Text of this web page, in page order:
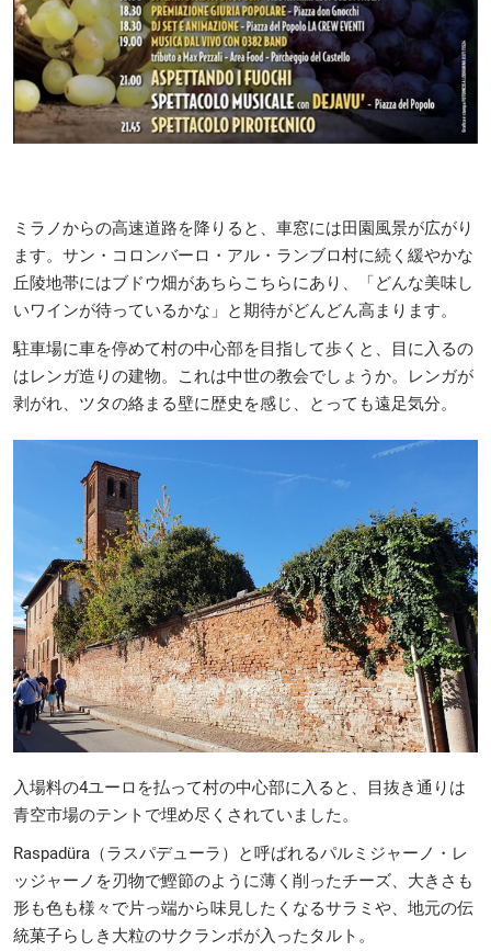
ミラノからの高速道路を降りると、車窓には田園風景が広がり
ます。サン・コロンバーロ・アル・ランブロ村に続く緩やかな
丘陵地帯にはブドウ畑があちらこちらにあり、「どんな美味し
いワインが待っているかな」と期待がどんどん高まります。
駐車場に車を停めて村の中心部を目指して歩くと、目に入るの
はレンガ造りの建物。これは中世の教会でしょうか。レンガが
剥がれ、ツタの絡まる壁に歴史を感じ、とっても遠足気分。
入場料の4ユーロを払って村の中心部に入ると、目抜き通りは
青空市場のテントで埋め尽くされていました。
Raspadüra（ラスパデューラ）と呼ばれるパルミジャーノ・レ
ッジャーノを刃物で鰹節のように薄く削ったチーズ、大きさも
形も色も様々で片っ端から味見したくなるサラミや、地元の伝
統菓子らしき大粒のサクランボが入ったタルト。